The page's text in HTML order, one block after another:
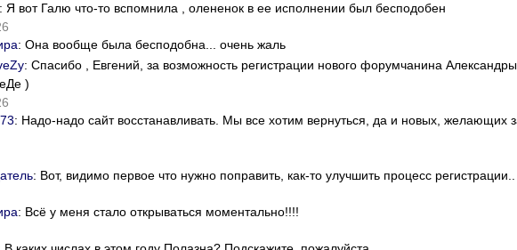
: Я вот Галю что-то вспомнила , олененок в ее исполнении был бесподобен
: Она вообще была бесподобна... очень жаль
: Спасибо , Евгений, за возможность регистрации нового форумчанина
)
: Надо-надо сайт восстанавливать. Мы все хотим вернуться, да и новых, желающих
: Вот, видимо первое что нужно поправить, как-то улучшить процесс регистрации..
: Всё у меня стало открываться моментально!!!!